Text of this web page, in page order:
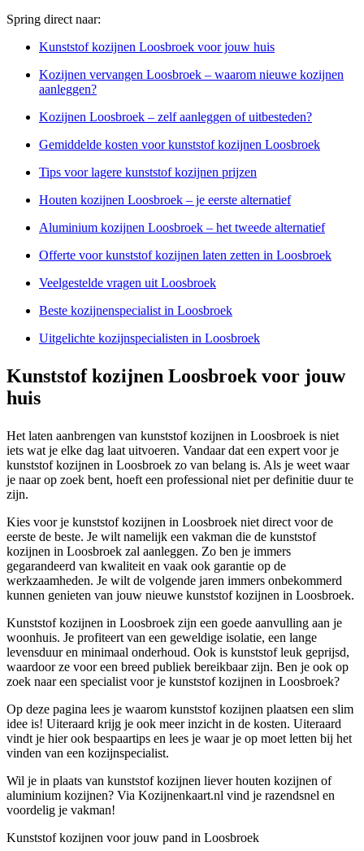
Spring direct naar:
Kunststof kozijnen Loosbroek voor jouw huis
Kozijnen vervangen Loosbroek – waarom nieuwe kozijnen
aanleggen?
Kozijnen Loosbroek – zelf aanleggen of uitbesteden?
Gemiddelde kosten voor kunststof kozijnen Loosbroek
Tips voor lagere kunststof kozijnen prijzen
Houten kozijnen Loosbroek – je eerste alternatief
Aluminium kozijnen Loosbroek – het tweede alternatief
Offerte voor kunststof kozijnen laten zetten in Loosbroek
Veelgestelde vragen uit Loosbroek
Beste kozijnenspecialist in Loosbroek
Uitgelichte kozijnspecialisten in Loosbroek
Kunststof kozijnen Loosbroek voor jouw
huis
Het laten aanbrengen van kunststof kozijnen in Loosbroek is niet
iets wat je elke dag laat uitvoeren. Vandaar dat een expert voor je
kunststof kozijnen in Loosbroek zo van belang is. Als je weet waar
je naar op zoek bent, hoeft een professional niet per definitie duur te
zijn.
Kies voor je kunststof kozijnen in Loosbroek niet direct voor de
eerste de beste. Je wilt namelijk een vakman die de kunststof
kozijnen in Loosbroek zal aanleggen. Zo ben je immers
gegarandeerd van kwaliteit en vaak ook garantie op de
werkzaamheden. Je wilt de volgende jaren immers onbekommerd
kunnen genieten van jouw nieuwe kunststof kozijnen in Loosbroek.
Kunststof kozijnen in Loosbroek zijn een goede aanvulling aan je
woonhuis. Je profiteert van een geweldige isolatie, een lange
levensduur en minimaal onderhoud. Ook is kunststof leuk geprijsd,
waardoor ze voor een breed publiek bereikbaar zijn. Ben je ook op
zoek naar een specialist voor je kunststof kozijnen in Loosbroek?
Op deze pagina lees je waarom kunststof kozijnen plaatsen een slim
idee is! Uiteraard krijg je ook meer inzicht in de kosten. Uiteraard
vindt je hier ook bespaartips en lees je waar je op moet letten bij het
vinden van een kozijnspecialist.
Wil je in plaats van kunststof kozijnen liever houten kozijnen of
aluminium kozijnen? Via Kozijnenkaart.nl vind je razendsnel en
voordelig je vakman!
Kunststof kozijnen voor jouw pand in Loosbroek